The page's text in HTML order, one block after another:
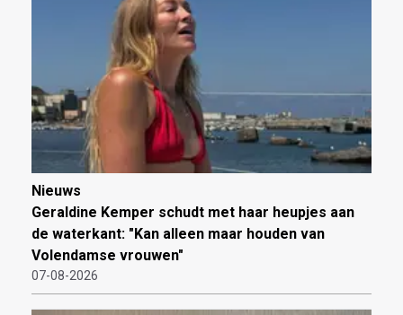
Nieuws
Geraldine Kemper schudt met haar heupjes aan
de waterkant: "Kan alleen maar houden van
Volendamse vrouwen"
07-08-2026